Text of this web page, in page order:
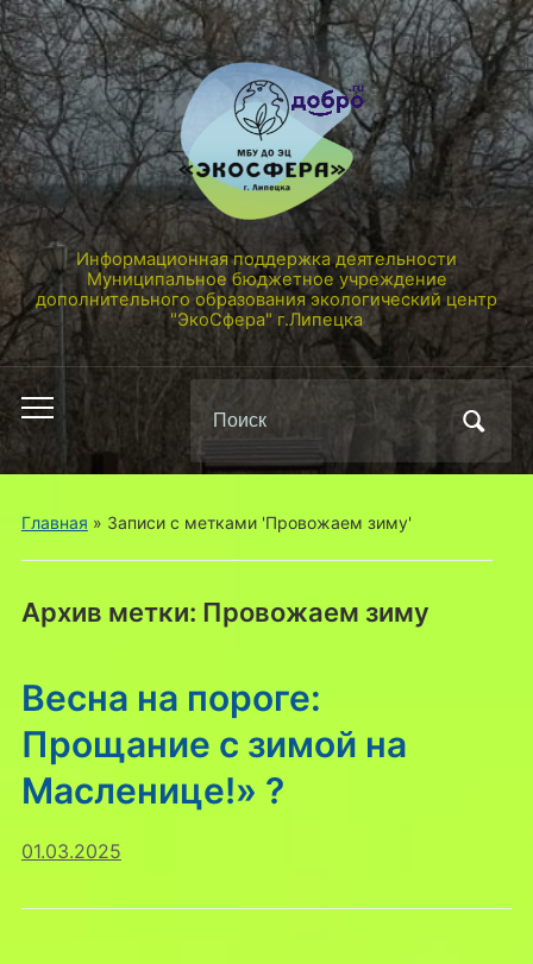
Информационная поддержка деятельности
Муниципальное бюджетное учреждение
дополнительного образования экологический центр
"ЭкоСфера" г.Липецка
Переключить
мобильное
меню
Поиск
по:
Главная » Записи с метками 'Провожаем зиму'
Архив метки: Провожаем зиму
Весна на пороге:
Прощание с зимой на
Масленице!» ?
01.03.2025